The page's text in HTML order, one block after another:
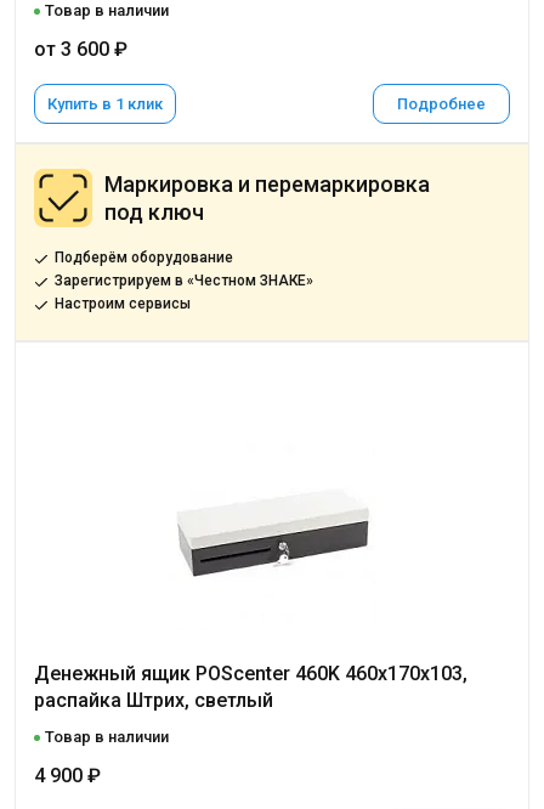
Товар в наличии
от 3 600 ₽
Купить в 1 клик Подробнее
Денежный ящик POScenter 460K 460x170x103,
распайка Штрих, светлый
Товар в наличии
4 900 ₽
Маркировка и перемаркировка
под ключ
Подберём оборудование
Зарегистрируем в «Честном ЗНАКЕ»
Настроим сервисы